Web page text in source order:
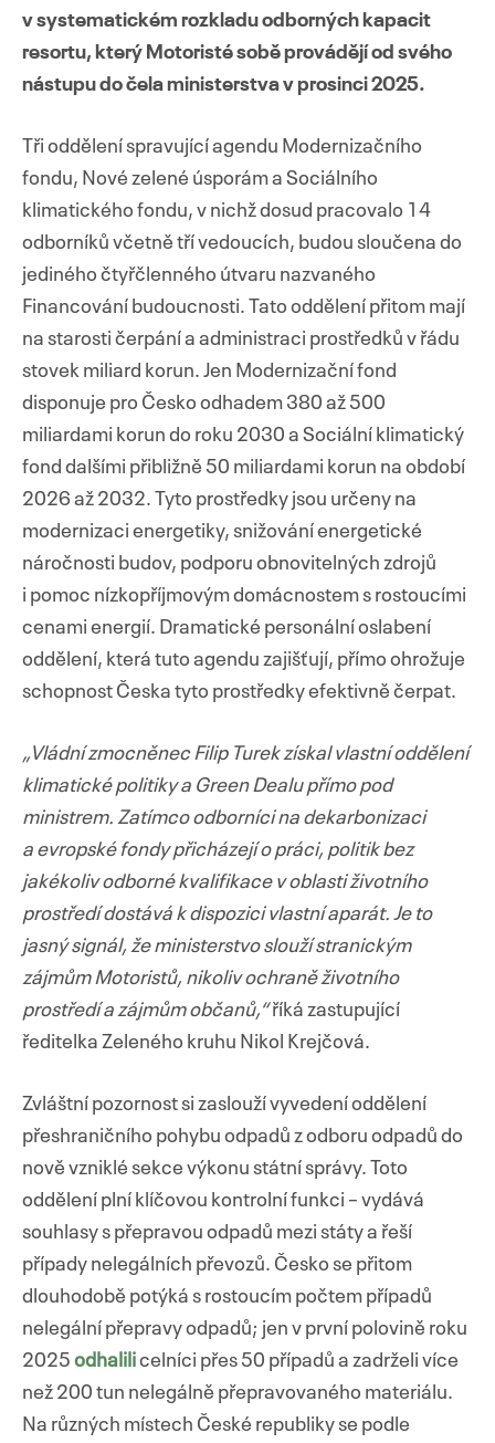
v systematickém rozkladu odborných kapacit
resortu, který Motoristé sobě provádějí od svého
nástupu do čela ministerstva v prosinci 2025.
Tři oddělení spravující agendu Modernizačního
fondu, Nové zelené úsporám a Sociálního
klimatického fondu, v nichž dosud pracovalo 14
odborníků včetně tří vedoucích, budou sloučena do
jediného čtyřčlenného útvaru nazvaného
Financování budoucnosti. Tato oddělení přitom mají
na starosti čerpání a administraci prostředků v řádu
stovek miliard korun. Jen Modernizační fond
disponuje pro Česko odhadem 380 až 500
miliardami korun do roku 2030 a Sociální klimatický
fond dalšími přibližně 50 miliardami korun na období
2026 až 2032. Tyto prostředky jsou určeny na
modernizaci energetiky, snižování energetické
náročnosti budov, podporu obnovitelných zdrojů
i pomoc nízkopříjmovým domácnostem s rostoucími
cenami energií. Dramatické personální oslabení
oddělení, která tuto agendu zajišťují, přímo ohrožuje
schopnost Česka tyto prostředky efektivně čerpat.
„Vládní zmocněnec Filip Turek získal vlastní oddělení
klimatické politiky a Green Dealu přímo pod
ministrem. Zatímco odborníci na dekarbonizaci
a evropské fondy přicházejí o práci, politik bez
jakékoliv odborné kvalifikace v oblasti životního
prostředí dostává k dispozici vlastní aparát. Je to
jasný signál, že ministerstvo slouží stranickým
zájmům Motoristů, nikoliv ochraně životního
prostředí a zájmům občanů,“říká zastupující
ředitelka Zeleného kruhu Nikol Krejčová.
Zvláštní pozornost si zaslouží vyvedení oddělení
přeshraničního pohybu odpadů z odboru odpadů do
nově vzniklé sekce výkonu státní správy. Toto
oddělení plní klíčovou kontrolní funkci – vydává
souhlasy s přepravou odpadů mezi státy a řeší
případy nelegálních převozů. Česko se přitom
dlouhodobě potýká s rostoucím počtem případů
nelegální přepravy odpadů; jen v první polovině roku
2025 odhalilicelníci přes 50 případů a zadrželi více
než 200 tun nelegálně přepravovaného materiálu.
Na různých místech České republiky se podle